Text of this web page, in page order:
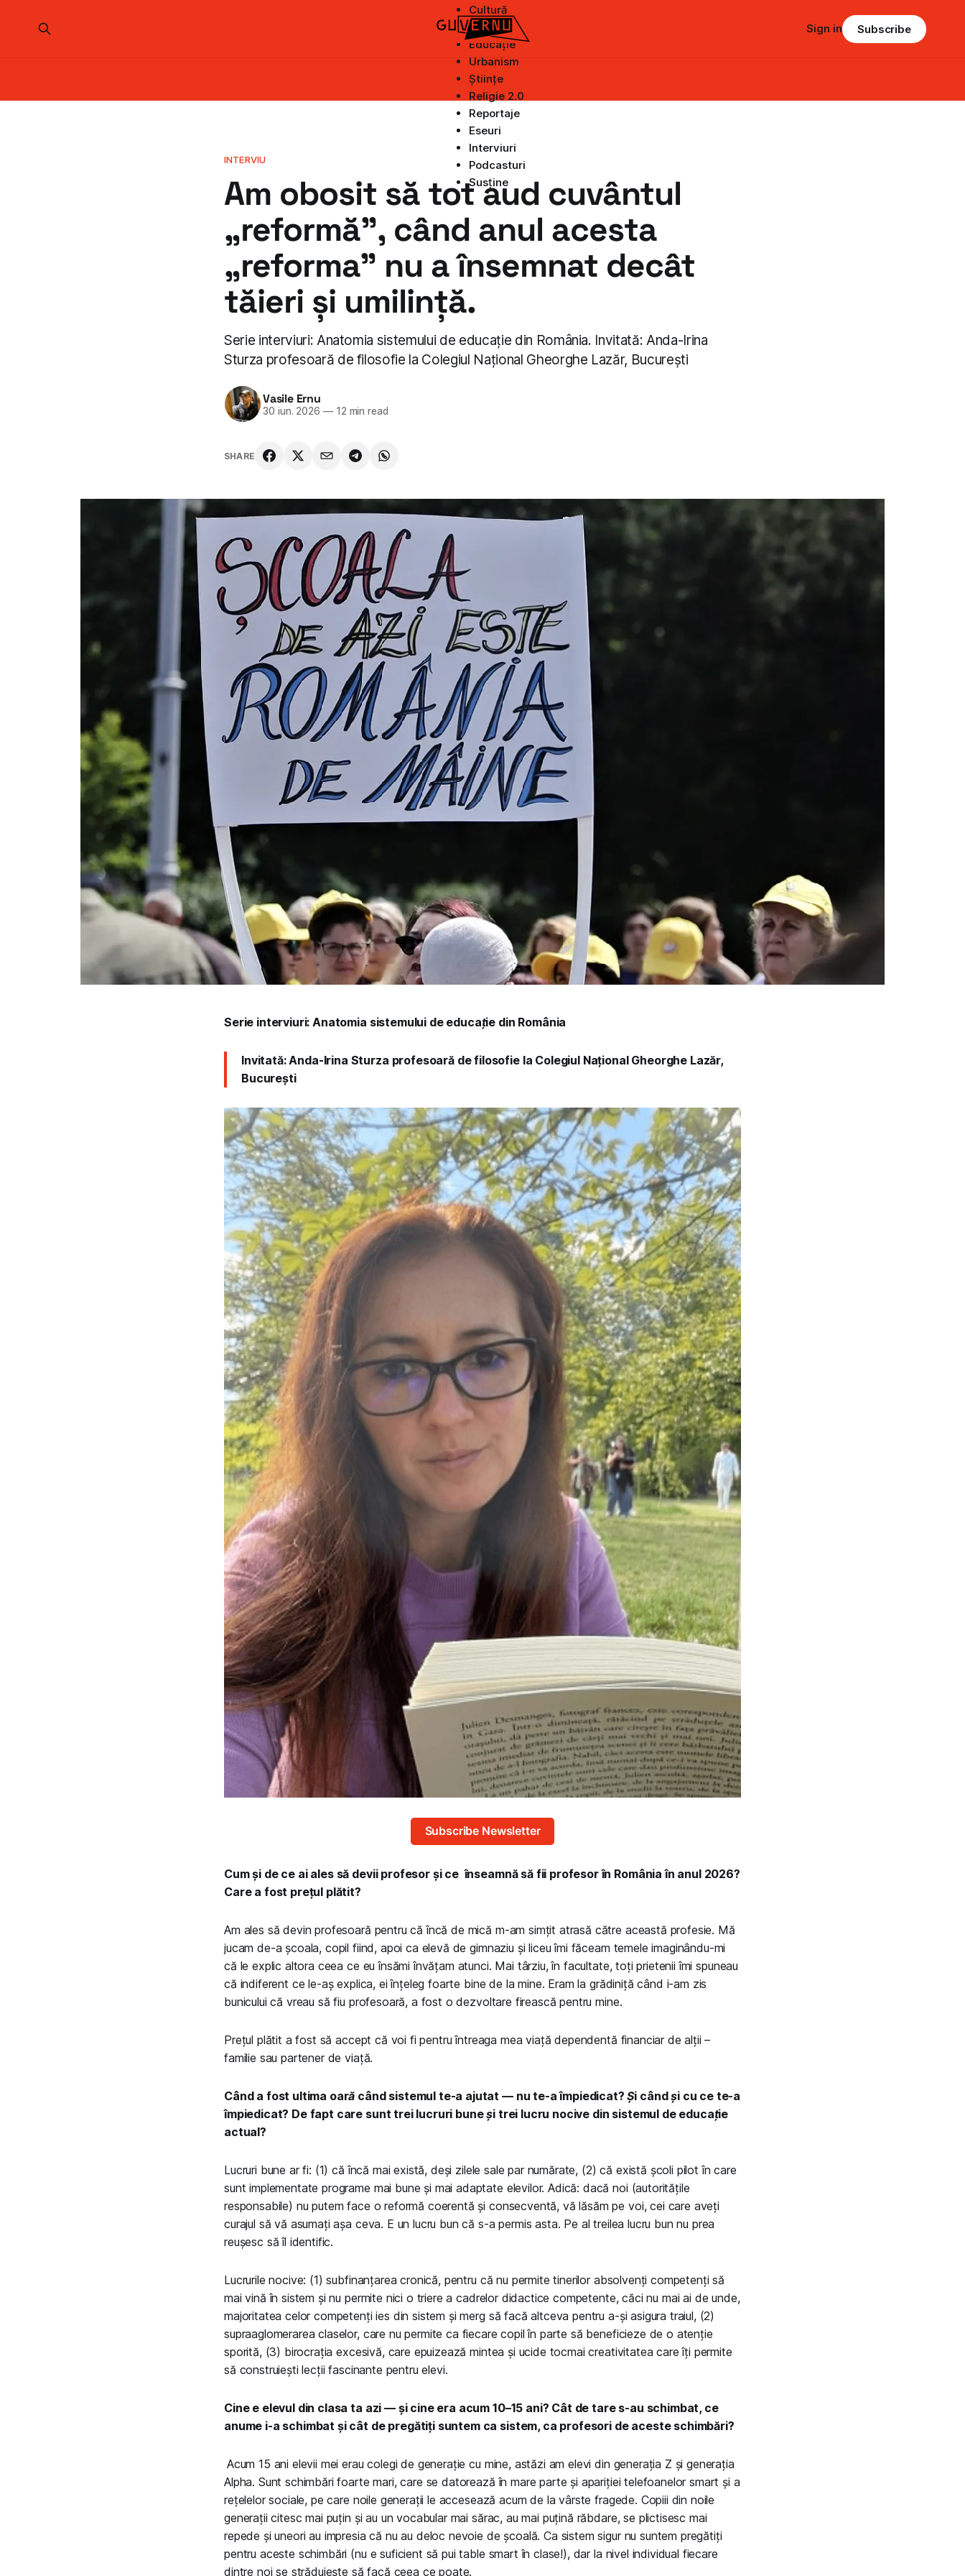
Cultură
Știri
Educație
Urbanism
Științe
Religie 2.0
Reportaje
Eseuri
Interviuri
Podcasturi
Susține
Sign in Subscribe
INTERVIU
Am obosit să tot aud cuvântul
„reformă”, când anul acesta
„reforma” nu a însemnat decât
tăieri și umilință.
Serie interviuri: Anatomia sistemului de educație din România. Invitată: Anda-Irina
Sturza profesoară de filosofie la Colegiul Național Gheorghe Lazăr, București
Vasile Ernu
30 iun. 2026 —12 min read
SHARE
Serie interviuri: Anatomia sistemului de educație din România
Invitată: Anda-Irina Sturza profesoară de filosofie la Colegiul Național Gheorghe Lazăr,
București
Subscribe Newsletter
Cum și de ce ai ales să devii profesor și ce înseamnă să fii profesor în România în anul 2026?
Care a fost prețul plătit?
Am ales să devin profesoară pentru că încă de mică m-am simțit atrasă către această profesie. Mă
jucam de-a școala, copil fiind, apoi ca elevă de gimnaziu și liceu îmi făceam temele imaginându-mi
că le explic altora ceea ce eu însămi învățam atunci. Mai târziu, în facultate, toți prietenii îmi spuneau
că indiferent ce le-aș explica, ei înțeleg foarte bine de la mine. Eram la grădiniță când i-am zis
bunicului că vreau să fiu profesoară, a fost o dezvoltare firească pentru mine.
Prețul plătit a fost să accept că voi fi pentru întreaga mea viață dependentă financiar de alții –
familie sau partener de viață.
Când a fost ultima oară când sistemul te-a ajutat — nu te-a împiedicat? Și când și cu ce te-a
împiedicat? De fapt care sunt trei lucruri bune și trei lucru nocive din sistemul de educație
actual?
Lucruri bune ar fi: (1) că încă mai există, deși zilele sale par numărate, (2) că există școli pilot în care
sunt implementate programe mai bune și mai adaptate elevilor. Adică: dacă noi (autoritățile
responsabile) nu putem face o reformă coerentă și consecventă, vă lăsăm pe voi, cei care aveți
curajul să vă asumați așa ceva. E un lucru bun că s-a permis asta. Pe al treilea lucru bun nu prea
reușesc să îl identific.
Lucrurile nocive: (1) subfinanțarea cronică, pentru că nu permite tinerilor absolvenți competenți să
mai vină în sistem și nu permite nici o triere a cadrelor didactice competente, căci nu mai ai de unde,
majoritatea celor competenți ies din sistem și merg să facă altceva pentru a-și asigura traiul, (2)
supraaglomerarea claselor, care nu permite ca fiecare copil în parte să beneficieze de o atenție
sporită, (3) birocrația excesivă, care epuizează mintea și ucide tocmai creativitatea care îți permite
să construiești lecții fascinante pentru elevi.
Cine e elevul din clasa ta azi — și cine era acum 10–15 ani? Cât de tare s-au schimbat, ce
anume i-a schimbat și cât de pregătiți suntem ca sistem, ca profesori de aceste schimbări?
Acum 15 ani elevii mei erau colegi de generație cu mine, astăzi am elevi din generația Z și generația
Alpha. Sunt schimbări foarte mari, care se datorează în mare parte și apariției telefoanelor smart și a
rețelelor sociale, pe care noile generații le accesează acum de la vârste fragede. Copiii din noile
generații citesc mai puțin și au un vocabular mai sărac, au mai puțină răbdare, se plictisesc mai
repede și uneori au impresia că nu au deloc nevoie de școală. Ca sistem sigur nu suntem pregătiți
pentru aceste schimbări (nu e suficient să pui table smart în clase!), dar la nivel individual fiecare
dintre noi se străduiește să facă ceea ce poate.